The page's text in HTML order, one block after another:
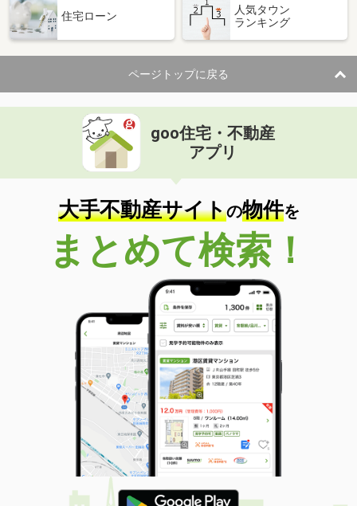
住宅ローン
人気タウン
ランキング
ページトップに戻る
goo住宅・不動産
アプリ
大手不動産サイトの物件を
まとめて検索！